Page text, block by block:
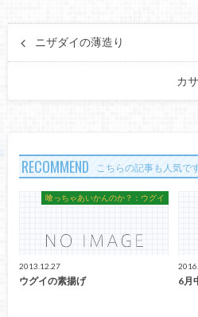
ニザダイの薄造り
カ
RECOMMEND こちらの記事も人気です
喰っちゃあいかんのか？：ウグイ
2013.12.27
ウグイの素揚げ 6月